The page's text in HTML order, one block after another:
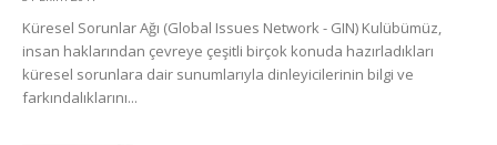
Küresel Sorunlar Ağı (Global Issues Network - GIN) Kulübümüz,
insan haklarından çevreye çeşitli birçok konuda hazırladıkları
küresel sorunlara dair sunumlarıyla dinleyicilerinin bilgi ve
farkındalıklarını...